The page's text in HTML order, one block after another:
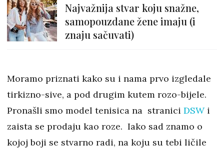
Najvažnija stvar koju snažne,
samopouzdane žene imaju (i
znaju sačuvati)
Moramo priznati kako su i nama prvo izgledale
tirkizno-sive, a pod drugim kutem rozo-bijele.
Pronašli smo model tenisica na stranici DSW i
zaista se prodaju kao roze. Iako sad znamo o
kojoj boji se stvarno radi, na koju su tebi ličile